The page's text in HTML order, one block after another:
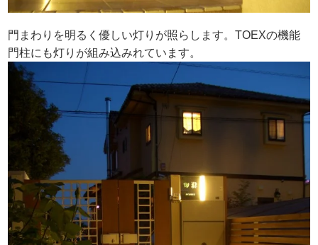
門まわりを明るく優しい灯りが照らします。TOEXの機能
門柱にも灯りが組み込みれています。